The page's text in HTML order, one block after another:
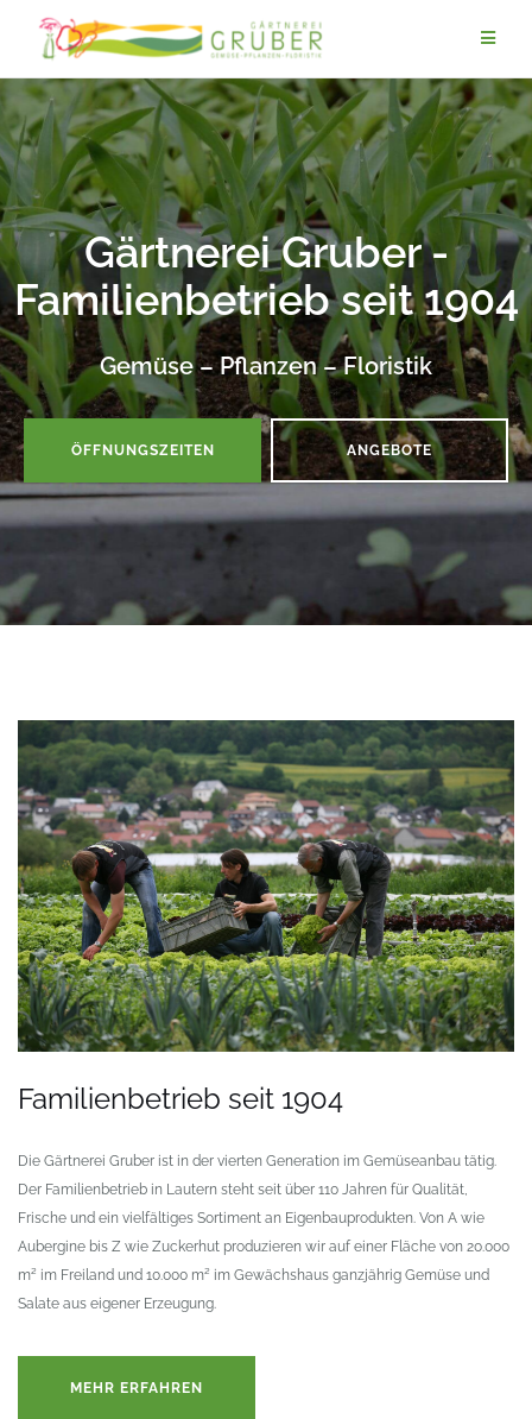
Gärtnerei Gruber -
Familienbetrieb seit 1904
Gemüse – Pflanzen – Floristik
ÖFFNUNGSZEITEN ANGEBOTE
Familienbetrieb seit 1904
Die Gärtnerei Gruber ist in der vierten Generation im Gemüseanbau tätig.
Der Familienbetrieb in Lautern steht seit über 110 Jahren für Qualität,
Frische und ein vielfältiges Sortiment an Eigenbauprodukten. Von A wie
Aubergine bis Z wie Zuckerhut produzieren wir auf einer Fläche von 20.000
m² im Freiland und 10.000 m² im Gewächshaus ganzjährig Gemüse und
Salate aus eigener Erzeugung.
MEHR ERFAHREN